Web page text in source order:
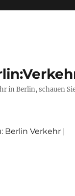
in Berlin, schauen
Berlin Verkehr |